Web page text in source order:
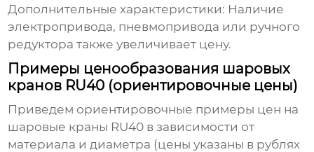
Дополнительные характеристики: Наличие
электропривода, пневмопривода или ручного
редуктора также увеличивает цену.
Примеры ценообразования шаровых
кранов RU40 (ориентировочные цены)
Приведем ориентировочные примеры цен на
шаровые краны RU40 в зависимости от
материала и диаметра (цены указаны в рублях